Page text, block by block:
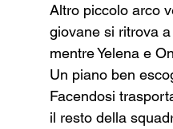
Altro piccolo arco
giovane si ritrova
mentre Yelena e
Un piano ben
Facendosi
il resto della